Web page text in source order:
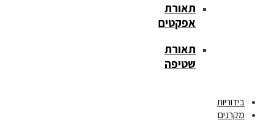
תאורת
אפקטים
תאורת
שטיפה
בידוריות
מקרנים